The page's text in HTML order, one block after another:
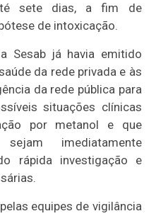
sete dias, a fim de
de intoxicação.
Sesabjá havia emitido
da rede privada e às
da rede pública para
situações clínicas
por metanol e que
imediatamente
rápida investigação e
equipes de vigilância